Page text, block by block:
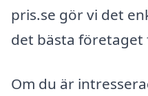
pris.se gör vi det
det bästa företaget
Om du är